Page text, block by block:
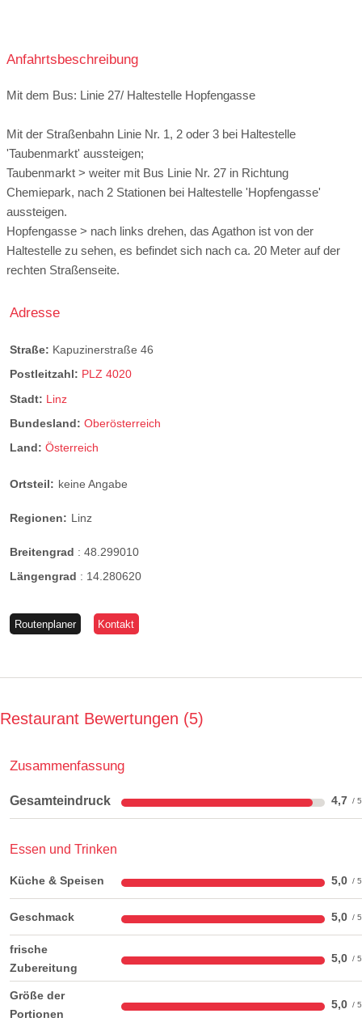
Anfahrtsbeschreibung
Mit dem Bus: Linie 27/ Haltestelle Hopfengasse
Mit der Straßenbahn Linie Nr. 1, 2 oder 3 bei Haltestelle
'Taubenmarkt' aussteigen;
Taubenmarkt > weiter mit Bus Linie Nr. 27 in Richtung
Chemiepark, nach 2 Stationen bei Haltestelle 'Hopfengasse'
aussteigen.
Hopfengasse > nach links drehen, das Agathon ist von der
Haltestelle zu sehen, es befindet sich nach ca. 20 Meter auf der
rechten Straßenseite.
Adresse
Straße: Kapuzinerstraße 46
Postleitzahl: PLZ 4020
Stadt: Linz
Bundesland: Oberösterreich
Land: Österreich
Ortsteil: keine Angabe
Regionen: Linz
Breitengrad : 48.299010
Längengrad : 14.280620
Routenplaner Kontakt
Restaurant Bewertungen 5
Zusammenfassung
Gesamteindruck 4,7
Essen und Trinken
Küche & Speisen 5,0
Geschmack 5,0
frische
Zubereitung
5,0
Größe der
Portionen
5,0